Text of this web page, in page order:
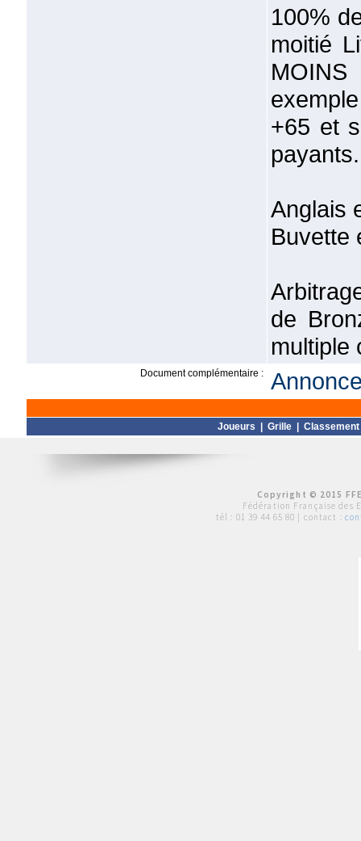
100%
moitié
+65 et
payants.
Anglais
Buvette
de
multiple
Document complémentaire :
Joueurs Grille Classement
Copyright © 2015
Fédération Française des
tél : 01 39 44 65 80 | contact :